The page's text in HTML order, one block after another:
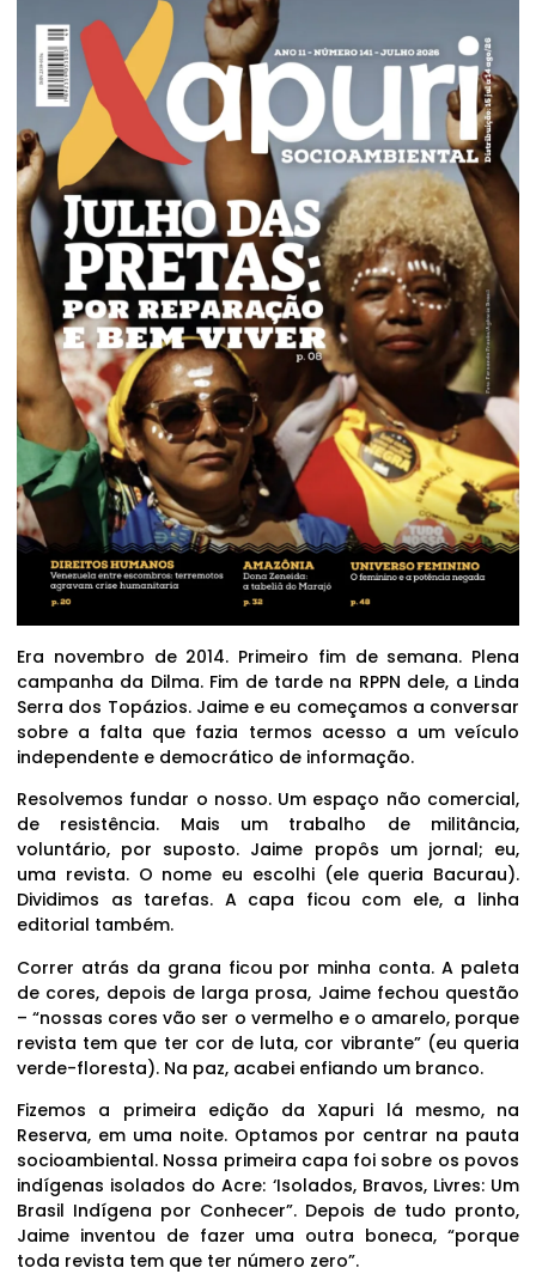
Era novembro de 2014. Primeiro fim de semana. Plena
campanha da Dilma. Fim de tarde na RPPN dele, a Linda
Serra dos Topázios. Jaime e eu começamos a conversar
sobre a falta que fazia termos acesso a um veículo
independente e democrático de informação.
Resolvemos fundar o nosso. Um espaço não comercial,
de resistência. Mais um trabalho de militância,
voluntário, por suposto. Jaime propôs um jornal; eu,
uma revista. O nome eu escolhi (ele queria Bacurau).
Dividimos as tarefas. A capa ficou com ele, a linha
editorial também.
Correr atrás da grana ficou por minha conta. A paleta
de cores, depois de larga prosa, Jaime fechou questão
– “nossas cores vão ser o vermelho e o amarelo, porque
revista tem que ter cor de luta, cor vibrante” (eu queria
verde-floresta). Na paz, acabei enfiando um branco.
Fizemos a primeira edição da Xapuri lá mesmo, na
Reserva, em uma noite. Optamos por centrar na pauta
socioambiental. Nossa primeira capa foi sobre os povos
indígenas isolados do Acre: ‘Isolados, Bravos, Livres: Um
Brasil Indígena por Conhecer”. Depois de tudo pronto,
Jaime inventou de fazer uma outra boneca, “porque
toda revista tem que ter número zero”.